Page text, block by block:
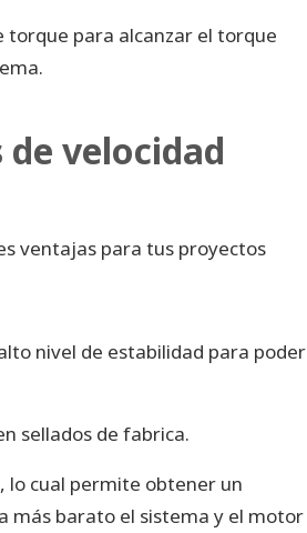
torque para alcanzar el torque
velocidad
ventajas para tus proyectos
nivel de estabilidad para poder
sellados de fabrica.
lo cual permite obtener un
más barato el sistema y el motor